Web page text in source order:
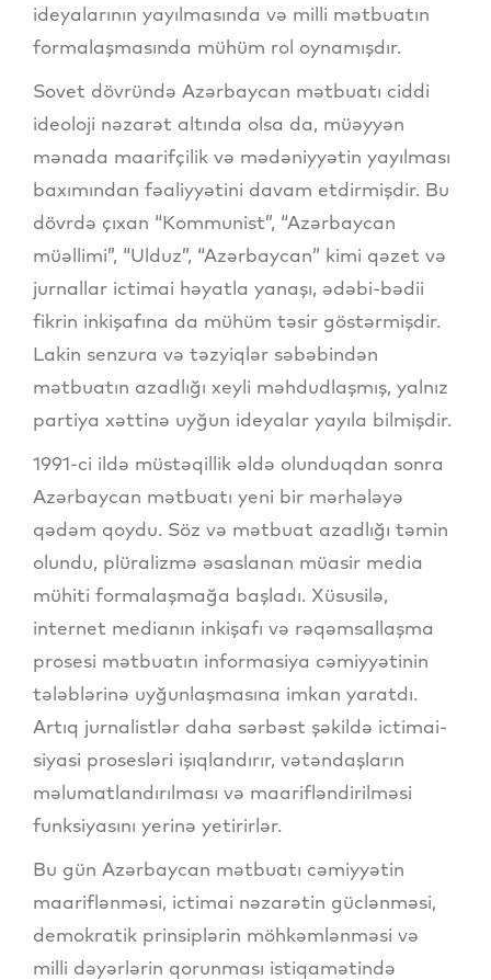
ideyalarının yayılmasında və milli mətbuatın
formalaşmasında mühüm rol oynamışdır.
Sovet dövründə Azərbaycan mətbuatı ciddi
ideoloji nəzarət altında olsa da, müəyyən
mənada maarifçilik və mədəniyyətin yayılması
baxımından fəaliyyətini davam etdirmişdir. Bu
dövrdə çıxan “Kommunist”, “Azərbaycan
müəllimi”, “Ulduz”, “Azərbaycan” kimi qəzet və
jurnallar ictimai həyatla yanaşı, ədəbi-bədii
fikrin inkişafına da mühüm təsir göstərmişdir.
Lakin senzura və təzyiqlər səbəbindən
mətbuatın azadlığı xeyli məhdudlaşmış, yalnız
partiya xəttinə uyğun ideyalar yayıla bilmişdir.
1991-ci ildə müstəqillik əldə olunduqdan sonra
Azərbaycan mətbuatı yeni bir mərhələyə
qədəm qoydu. Söz və mətbuat azadlığı təmin
olundu, plüralizmə əsaslanan müasir media
mühiti formalaşmağa başladı. Xüsusilə,
internet medianın inkişafı və rəqəmsallaşma
prosesi mətbuatın informasiya cəmiyyətinin
tələblərinə uyğunlaşmasına imkan yaratdı.
Artıq jurnalistlər daha sərbəst şəkildə ictimai-
siyasi prosesləri işıqlandırır, vətəndaşların
məlumatlandırılması və maarifləndirilməsi
funksiyasını yerinə yetirirlər.
Bu gün Azərbaycan mətbuatı cəmiyyətin
maariflənməsi, ictimai nəzarətin güclənməsi,
demokratik prinsiplərin möhkəmlənməsi və
milli dəyərlərin qorunması istiqamətində